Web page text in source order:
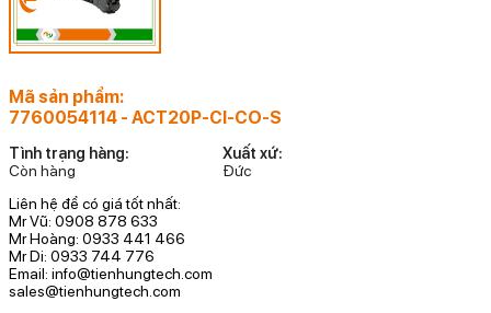
Mã sản phẩm:
7760054114 - ACT20P-CI-CO-S
Tình trạng hàng:
Còn hàng
Xuất xứ:
Đức
Liên hệ để có giá tốt nhất:
Mr Vũ: 0908 878 633
Mr Hoàng: 0933 441 466
Mr Di: 0933 744 776
Email: info@tienhungtech.com
sales@tienhungtech.com